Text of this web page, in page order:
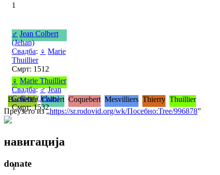
1
♂ Jean Colbert
(Jehan)
Свадба: ♀ Marie
Thuillier
Смрт: 1512
♀ Marie Thuillier
Свадба:♂ Jean
Colbert (Jehan)
Смрт: 1532
1
Bachelier Colbert Coquebert Mesvilliers Thierry Thuillier
Преузето из „https://sr.rodovid.org/wk/Посебно:Tree/996878”
навигација
donate